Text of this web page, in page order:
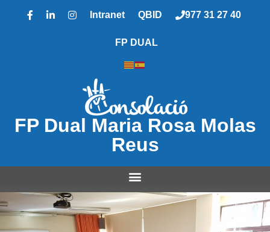
Intranet QBID 977 31 27 40
FP DUAL
FP Dual Maria Rosa Molas
Reus